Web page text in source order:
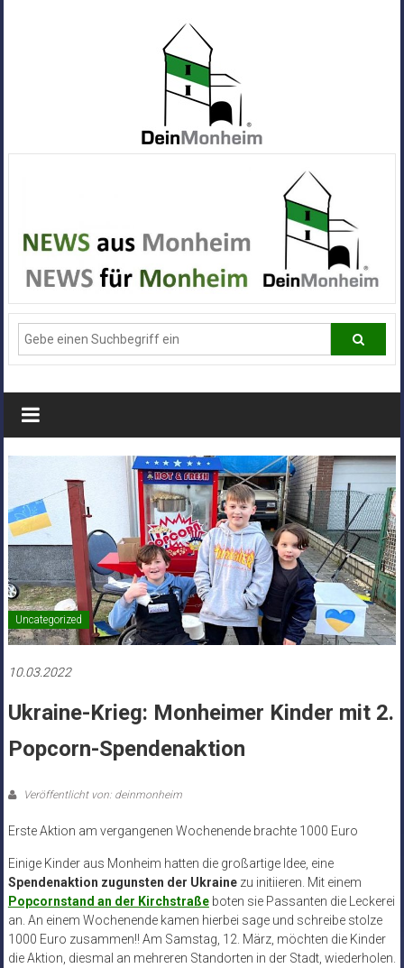
Alle
News
aus
Deiner
Stadt
Monheim
Uncategorized
10.03.2022
Ukraine-Krieg: Monheimer Kinder mit 2.
Popcorn-Spendenaktion
Veröffentlicht von: deinmonheim
Erste Aktion am vergangenen Wochenende brachte 1000 Euro
Einige Kinder aus Monheim hatten die großartige Idee, eine
Spendenaktion zugunsten der Ukrainezu initiieren. Mit einem
Popcornstand an der Kirchstraßeboten sie Passanten die Leckerei
an. An einem Wochenende kamen hierbei sage und schreibe stolze
1000 Euro zusammen!! Am Samstag, 12. März, möchten die Kinder
die Aktion, diesmal an mehreren Standorten in der Stadt, wiederholen.